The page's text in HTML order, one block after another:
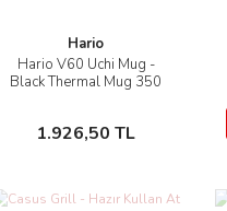
Hario
Hario V60 Uchi Mug -
Black Thermal Mug 350
1.926,50 TL
İncele
Sepete Ekle